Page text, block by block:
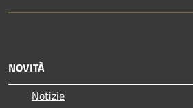
NOVITÀ
Notizie